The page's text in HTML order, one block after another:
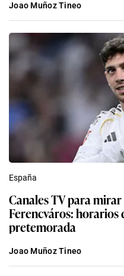
Joao Muñoz Tineo
España
Canales TV para
Ferencváros:
pretemorada
Joao Muñoz Tineo